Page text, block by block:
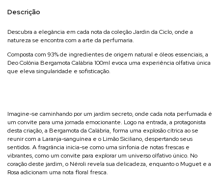
Descrição
Descubra a elegância em cada nota da coleção Jardin da Ciclo, onde a
natureza se encontra com a arte da perfumaria.
Composta com 93% de ingredientes de origem natural e óleos essenciais, a
Deo Colônia Bergamota Calábria 100ml evoca uma experiência olfativa única
que eleva singularidade e sofisticação.
Imagine-se caminhando por um jardim secreto, onde cada nota perfumada é
um convite para uma jornada emocionante. Logo na entrada, a protagonista
desta criação, a Bergamota da Calábria, forma uma explosão cítrica ao se
reunir com a Laranja-sanguínea e o Limão Siciliano, despertando seus
sentidos. A fragrância inicia-se como uma sinfonia de notas frescas e
vibrantes, como um convite para explorar um universo olfativo único. No
coração deste jardim, o Néroli revela sua delicadeza, enquanto o Muguet e a
Rosa adicionam uma nota floral fresca.